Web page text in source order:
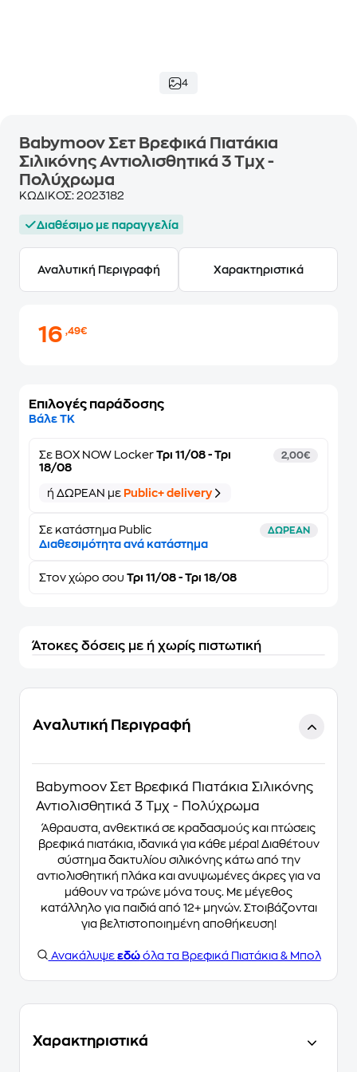
4
Babymoov Σετ Βρεφικά Πιατάκια
Σιλικόνης Αντιολισθητικά 3 Τμχ -
Πολύχρωμα
ΚΩΔΙΚΟΣ: 2023182
Διαθέσιμο με παραγγελία
Αναλυτική Περιγραφή Χαρακτηριστικά
16,49€
Επιλογές παράδοσης
Βάλε ΤΚ
Σε BOX NOW Locker Τρι 11/08 - Τρι
18/08
2,00€
ή ΔΩΡΕΑΝ με Public+ delivery
Σε κατάστημα Public ΔΩΡΕΑΝ
Διαθεσιμότητα ανά κατάστημα
Στον χώρο σου Τρι 11/08 - Τρι 18/08
Άτοκες δόσεις με ή χωρίς πιστωτική
Αναλυτική Περιγραφή
Babymoov Σετ Βρεφικά Πιατάκια Σιλικόνης
Αντιολισθητικά 3 Τμχ - Πολύχρωμα
Άθραυστα, ανθεκτικά σε κραδασμούς και πτώσεις
βρεφικά πιατάκια, ιδανικά για κάθε μέρα! Διαθέτουν
σύστημα δακτυλίου σιλικόνης κάτω από την
αντιολισθητική πλάκα και ανυψωμένες άκρες για να
μάθουν να τρώνε μόνα τους. Με μέγεθος
κατάλληλο για παιδιά από 12+ μηνών. Στοιβάζονται
για βελτιστοποιημένη αποθήκευση!
Ανακάλυψε εδώόλα τα Βρεφικά Πιατάκια & Μπολ
Χαρακτηριστικά